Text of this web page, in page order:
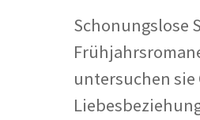
Schonungslose
untersuchen